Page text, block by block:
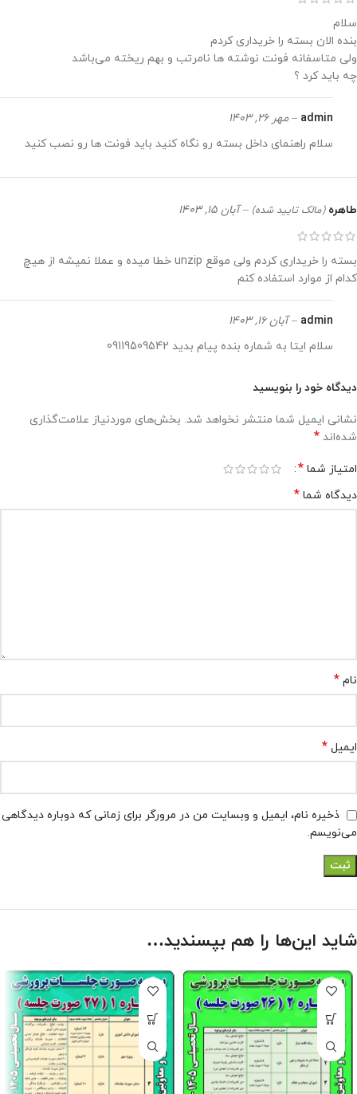
سلام
بنده الان بسته را خریداری کردم
ولی متاسفانه فونت نوشته ها نامرتب و بهم ریخته می‌باشد
چه باید کرد ؟
admin
– مهر 26, 1403
سلام راهنمای داخل بسته رو نگاه کنید باید فونت ها رو نصب کنید
طاهره(مالک تایید شده) – آبان 15, 1403
بسته را خریداری کردم ولی موقع unzip خطا میده و عملا نمیشه از هیچ
کدام از موارد استفاده کنم
admin
– آبان 16, 1403
سلام ایتا به شماره بنده پیام بدید 09119509542
دیدگاه خود را بنویسید
نشانی ایمیل شما منتشر نخواهد شد. بخش‌های موردنیاز علامت‌گذاری
شده‌اند *
امتیاز شما *
دیدگاه شما *
نام *
ایمیل *
ذخیره نام، ایمیل و وبسایت من در مرورگر برای زمانی که دوباره دیدگاهی
می‌نویسم.
شاید این‌ها را هم بپسندید…